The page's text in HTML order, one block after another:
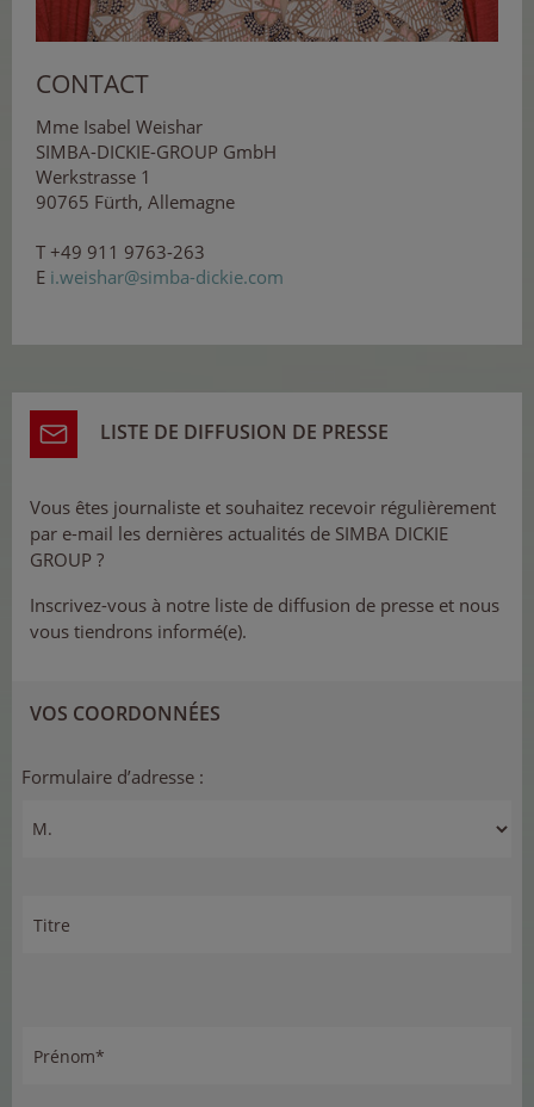
CONTACT
Mme Isabel Weishar
SIMBA-DICKIE-GROUP GmbH
Werkstrasse 1
90765 Fürth, Allemagne
T +49 911 9763-263
E i.weishar@simba-dickie.com
LISTE DE DIFFUSION DE PRESSE
Vous êtes journaliste et souhaitez recevoir régulièrement
par e-mail les dernières actualités de SIMBA DICKIE
GROUP ?
Inscrivez-vous à notre liste de diffusion de presse et nous
vous tiendrons informé(e).
VOS COORDONNÉES
Formulaire d’adresse :
Titre
Prénom*